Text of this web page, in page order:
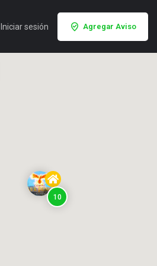
Iniciar sesión Agregar Aviso
10